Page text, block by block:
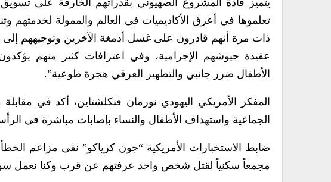
يتميز قادة المشروع الصهيوني بقدراتهم الخارقة على
تعلموها في أعرق الأكاديميات في العالم والممولة لخدمتهم
ذات مرة أنهم قادرون على غسل أدمغة الآخرين وتوجيههم إلى
عقيدة جيوشهم الإجرامية، وفي اعترافات كثير منهم
الأطفال ضرر جانبي والتطهير العرقي هجرة طوعية”.
الجماعية واستهداف الأطفال والنساء بإصابات مباشرة في
ضابط الاستخبارات الأمريكية “جون كرياكو” نفى مزاعم
مجمعاً سكنياً لقتل شخص واحد عرفتهم عن قرب وكنا نعمل